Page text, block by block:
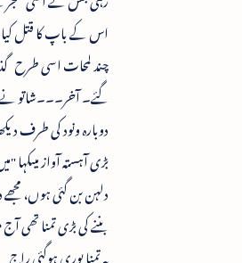
اس کے باپ کا قتل
چند لمحات اسی طرح
گئے۔ آخر۔۔۔شاتو
دوبارہ ونود کی طرف
بڑی آہستہ آواز میںکہا
دلہن بن گئی ہوں،
بننے کی بڑی تمنا تھی
یہ تمنا پوری ہوگئی راج